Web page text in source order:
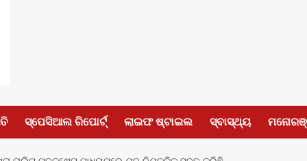
ସ୍ପେସିଆଲ ରିପୋର୍ଟ୍ ଲାଇଫ ଷ୍ଟାଇଲ ସ୍ବାସ୍ଥ୍ୟ